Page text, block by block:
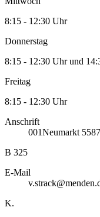
8:15 - 12:30 Uhr
Donnerstag
8:15 - 12:30 Uhr und
Freitag
8:15 - 12:30 Uhr
Anschrift
001Neumarkt 5
B 325
E-Mail
K.